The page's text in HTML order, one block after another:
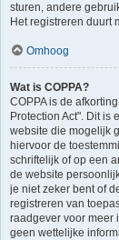
sturen, andere
Het registreren duurt
Omhoog
Wat is COPPA?
COPPA is de
Protection Act". Dit is
website die mogelijk
hiervoor de
schriftelijk of op een
de website
je niet zeker bent of
registreren van
raadgever voor meer
geen wettelijke